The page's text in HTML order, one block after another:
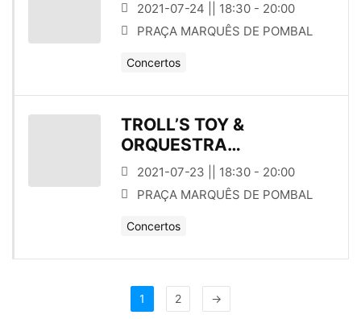
2021-07-24 || 18:30 - 20:00
PRAÇA MARQUÊS DE POMBAL
Concertos
TROLL’S TOY &
ORQUESTRA
FILARMONIA DAS
BEIRAS
2021-07-23 || 18:30 - 20:00
PRAÇA MARQUÊS DE POMBAL
Concertos
1 2 →